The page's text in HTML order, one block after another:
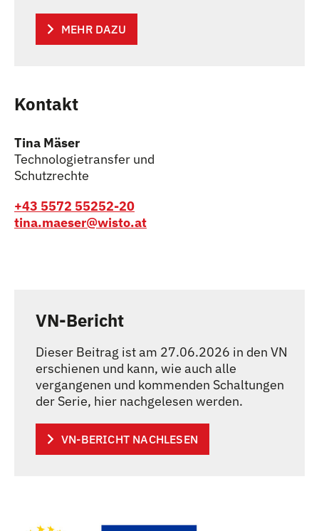
MEHR DAZU
Kontakt
Tina Mäser
Technologietransfer und
Schutzrechte
+43 5572 55252-20
tina.maeser@wisto.at
VN-Bericht
Dieser Beitrag ist am 27.06.2026 in den VN
erschienen und kann, wie auch alle
vergangenen und kommenden Schaltungen
der Serie, hier nachgelesen werden.
VN-BERICHT NACHLESEN